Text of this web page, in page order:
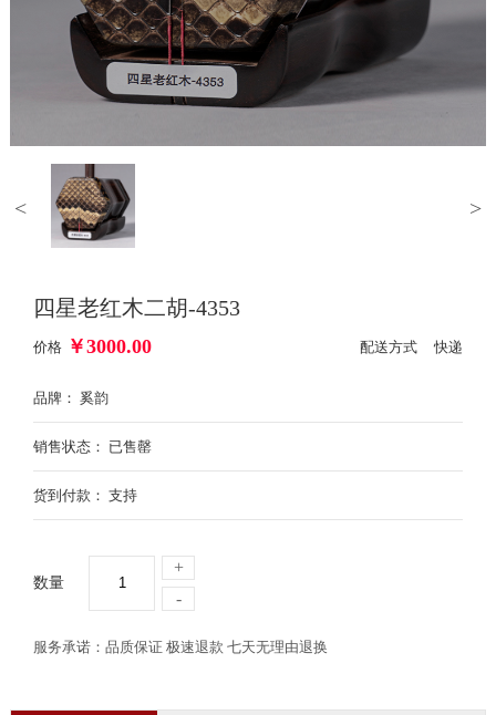
< >
四星老红木二胡-4353
价格 ￥3000.00 配送方式 快递
品牌： 奚韵
销售状态： 已售罄
货到付款： 支持
数量
-
+
服务承诺：品质保证 极速退款 七天无理由退换